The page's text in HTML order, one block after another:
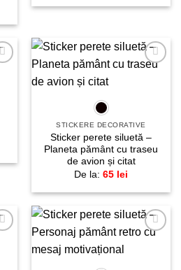
STICKERE DECORATIVE
Sticker perete siluetă –
Planeta pământ cu traseu
de avion și citat
De la: 65 lei